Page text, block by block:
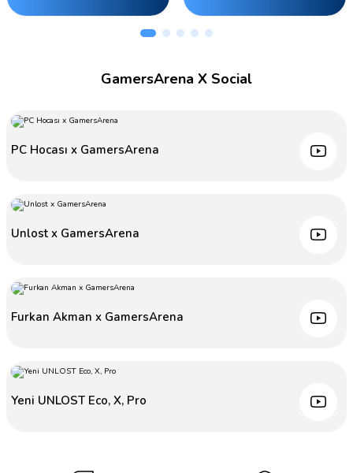
GamersArena X Social
PC Hocası x GamersArena
Unlost x GamersArena
Furkan Akman x GamersArena
Yeni UNLOST Eco, X, Pro